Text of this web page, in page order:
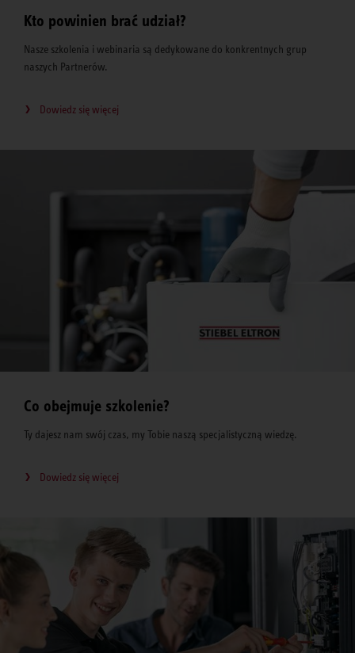
Kto powinien brać udział?
Nasze szkolenia i webinaria są dedykowane do konkrentnych grup
naszych Partnerów.
Dowiedz się więcej
Co obejmuje szkolenie?
Ty dajesz nam swój czas, my Tobie naszą specjalistyczną wiedzę.
Dowiedz się więcej